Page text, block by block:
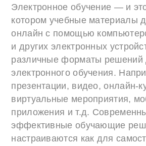
Электронное обучение — и
котором учебные материалы
онлайн с помощью
и других электронных
различные форматы решений
электронного обучения.
презентации, видео, онлайн-
виртуальные мероприятия,
приложения и т.д.
эффективные обучающие
настраиваются как для